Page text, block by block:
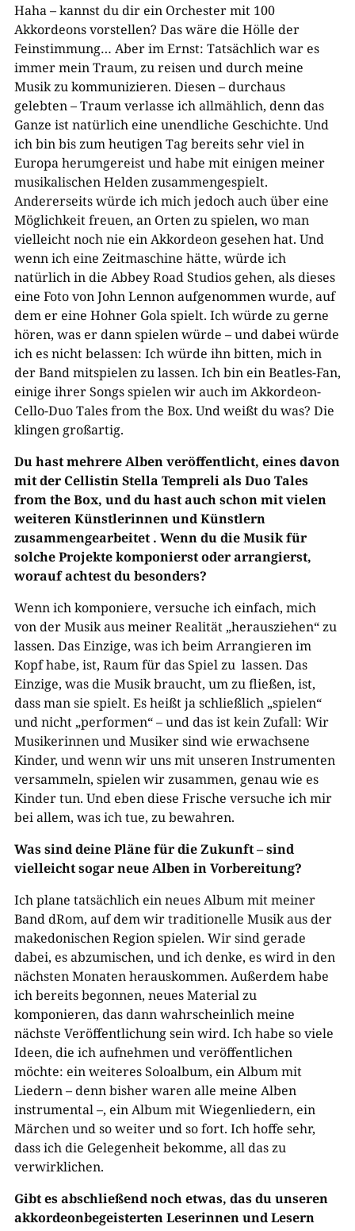
Haha – kannst du dir ein Orchester mit 100
Akkordeons vorstellen? Das wäre die Hölle der
Feinstimmung… Aber im Ernst: Tatsächlich war es
immer mein Traum, zu reisen und durch meine
Musik zu kommunizieren. Diesen – durchaus
gelebten – Traum verlasse ich allmählich, denn das
Ganze ist natürlich eine unendliche Geschichte. Und
ich bin bis zum heutigen Tag bereits sehr viel in
Europa herumgereist und habe mit einigen meiner
musikalischen Helden zusammengespielt.
Andererseits würde ich mich jedoch auch über eine
Möglichkeit freuen, an Orten zu spielen, wo man
vielleicht noch nie ein Akkordeon gesehen hat. Und
wenn ich eine Zeitmaschine hätte, würde ich
natürlich in die Abbey Road Studios gehen, als dieses
eine Foto von John Lennon aufgenommen wurde, auf
dem er eine Hohner Gola spielt. Ich würde zu gerne
hören, was er dann spielen würde – und dabei würde
ich es nicht belassen: Ich würde ihn bitten, mich in
der Band mitspielen zu lassen. Ich bin ein Beatles-Fan,
einige ihrer Songs spielen wir auch im Akkordeon-
Cello-Duo Tales from the Box. Und weißt du was? Die
klingen großartig.
Du hast mehrere Alben veröffentlicht, eines davon
mit der Cellistin Stella Tempreli als Duo Tales
from the Box, und du hast auch schon mit vielen
weiteren Künstlerinnen und Künstlern
zusammengearbeitet . Wenn du die Musik für
solche Projekte komponierst oder arrangierst,
worauf achtest du besonders?
Wenn ich komponiere, versuche ich einfach, mich
von der Musik aus meiner Realität „herausziehen“ zu
lassen. Das Einzige, was ich beim Arrangieren im
Kopf habe, ist, Raum für das Spiel zu lassen. Das
Einzige, was die Musik braucht, um zu fließen, ist,
dass man sie spielt. Es heißt ja schließlich „spielen“
und nicht „performen“ – und das ist kein Zufall: Wir
Musikerinnen und Musiker sind wie erwachsene
Kinder, und wenn wir uns mit unseren Instrumenten
versammeln, spielen wir zusammen, genau wie es
Kinder tun. Und eben diese Frische versuche ich mir
bei allem, was ich tue, zu bewahren.
Was sind deine Pläne für die Zukunft – sind
vielleicht sogar neue Alben in Vorbereitung?
Ich plane tatsächlich ein neues Album mit meiner
Band dRom, auf dem wir traditionelle Musik aus der
makedonischen Region spielen. Wir sind gerade
dabei, es abzumischen, und ich denke, es wird in den
nächsten Monaten herauskommen. Außerdem habe
ich bereits begonnen, neues Material zu
komponieren, das dann wahrscheinlich meine
nächste Veröffentlichung sein wird. Ich habe so viele
Ideen, die ich aufnehmen und veröffentlichen
möchte: ein weiteres Soloalbum, ein Album mit
Liedern – denn bisher waren alle meine Alben
instrumental –, ein Album mit Wiegenliedern, ein
Märchen und so weiter und so fort. Ich hoffe sehr,
dass ich die Gelegenheit bekomme, all das zu
verwirklichen.
Gibt es abschließend noch etwas, das du unseren
akkordeonbegeisterten Leserinnen und Lesern